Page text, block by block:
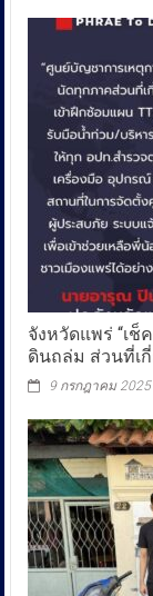
จังหวัดแพร่ “เ
ดินถล่ม ส่วนที่เ
9 กรกฎาคม 2025